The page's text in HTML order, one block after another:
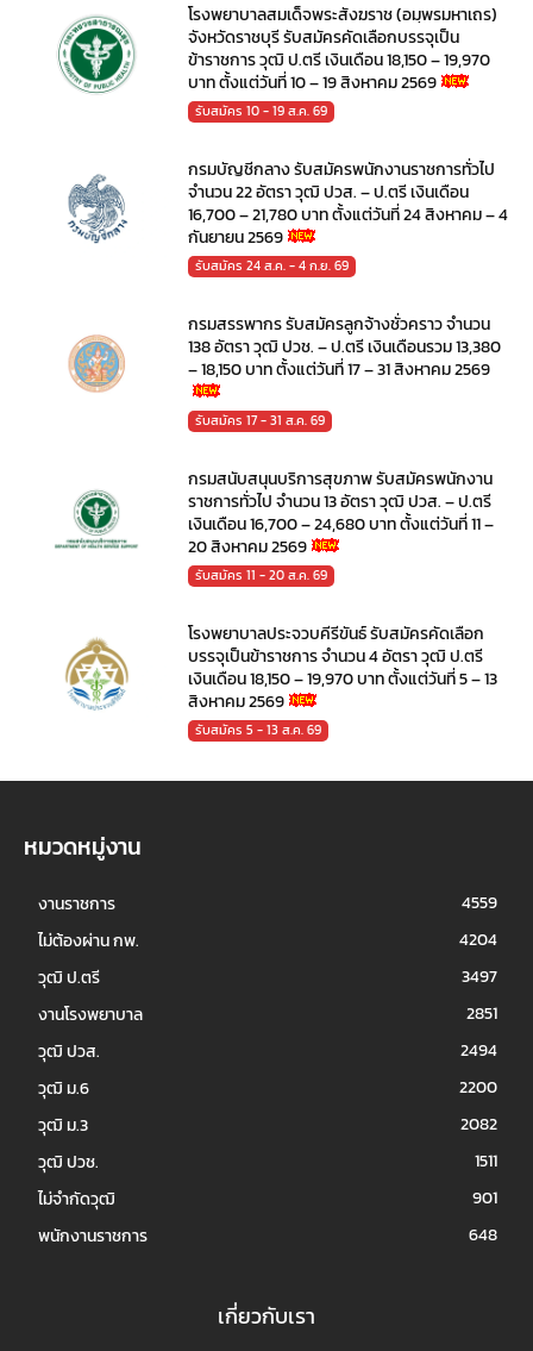
โรงพยาบาลสมเด็จพระสังฆราช (อมฺพรมหาเถร)
จังหวัดราชบุรี รับสมัครคัดเลือกบรรจุเป็น
ข้าราชการ วุฒิ ป.ตรี เงินเดือน 18,150 – 19,970
บาท ตั้งแต่วันที่ 10 – 19 สิงหาคม 2569
รับสมัคร 10 - 19 ส.ค. 69
กรมบัญชีกลาง รับสมัครพนักงานราชการทั่วไป
จำนวน 22 อัตรา วุฒิ ปวส. – ป.ตรี เงินเดือน
16,700 – 21,780 บาท ตั้งแต่วันที่ 24 สิงหาคม – 4
กันยายน 2569
รับสมัคร 24 ส.ค. - 4 ก.ย. 69
กรมสรรพากร รับสมัครลูกจ้างชั่วคราว จำนวน
138 อัตรา วุฒิ ปวช. – ป.ตรี เงินเดือนรวม 13,380
– 18,150 บาท ตั้งแต่วันที่ 17 – 31 สิงหาคม 2569
รับสมัคร 17 - 31 ส.ค. 69
กรมสนับสนุนบริการสุขภาพ รับสมัครพนักงาน
ราชการทั่วไป จำนวน 13 อัตรา วุฒิ ปวส. – ป.ตรี
เงินเดือน 16,700 – 24,680 บาท ตั้งแต่วันที่ 11 –
20 สิงหาคม 2569
รับสมัคร 11 - 20 ส.ค. 69
โรงพยาบาลประจวบคีรีขันธ์ รับสมัครคัดเลือก
บรรจุเป็นข้าราชการ จำนวน 4 อัตรา วุฒิ ป.ตรี
เงินเดือน 18,150 – 19,970 บาท ตั้งแต่วันที่ 5 – 13
สิงหาคม 2569
รับสมัคร 5 - 13 ส.ค. 69
หมวดหมู่งาน
งานราชการ
4559
ไม่ต้องผ่าน กพ.
4204
วุฒิ ป.ตรี
3497
งานโรงพยาบาล
2851
วุฒิ ปวส.
2494
วุฒิ ม.6
2200
วุฒิ ม.3
2082
วุฒิ ปวช.
1511
ไม่จำกัดวุฒิ
901
พนักงานราชการ
648
เกี่ยวกับเรา